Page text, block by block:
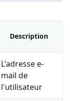
Description
L'adresse e-
mail de
l'utilisateur